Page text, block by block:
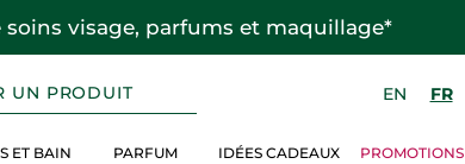
soins visage, parfums et maquillage*
EN FR
ET BAIN PARFUM IDÉES CADEAUX PROMOTIONS